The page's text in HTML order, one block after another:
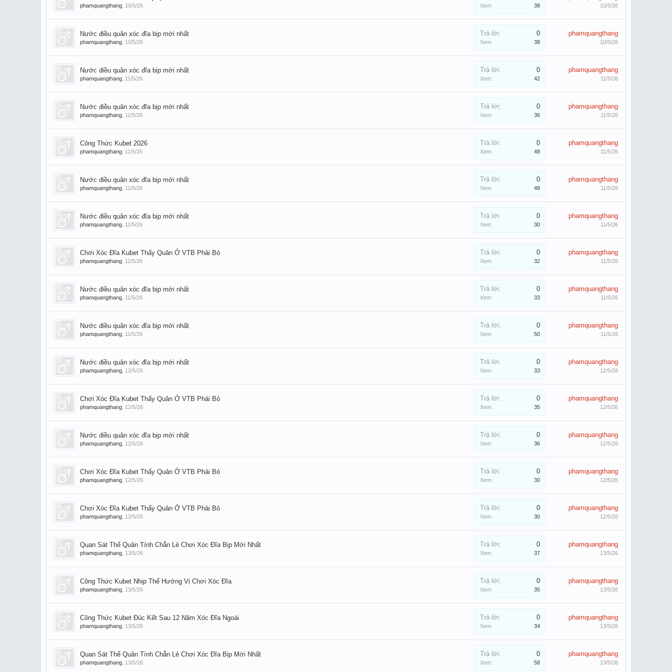
phamquangthang 10/5/26 Xem: 38 10/5/26
Nước điều quân xóc đĩa bịp mới nhất
phamquangthang 10/5/26
Trả lời: 0
Xem: 38
phamquangthang
10/5/26
Nước điều quân xóc đĩa bịp mới nhất
phamquangthang 11/5/26
Trả lời: 0
Xem: 42
phamquangthang
11/5/26
Nước điều quân xóc đĩa bịp mới nhất
phamquangthang 11/5/26
Trả lời: 0
Xem: 36
phamquangthang
11/5/26
Công Thức Kubet 2026
phamquangthang 11/5/26
Trả lời: 0
Xem: 48
phamquangthang
11/5/26
Nước điều quân xóc đĩa bịp mới nhất
phamquangthang 11/5/26
Trả lời: 0
Xem: 48
phamquangthang
11/5/26
Nước điều quân xóc đĩa bịp mới nhất
phamquangthang 11/5/26
Trả lời: 0
Xem: 30
phamquangthang
11/5/26
Chơi Xóc Đĩa Kubet Thấy Quân Ở VTB Phải Bỏ
phamquangthang 11/5/26
Trả lời: 0
Xem: 32
phamquangthang
11/5/26
Nước điều quân xóc đĩa bịp mới nhất
phamquangthang 11/5/26
Trả lời: 0
Xem: 33
phamquangthang
11/5/26
Nước điều quân xóc đĩa bịp mới nhất
phamquangthang 11/5/26
Trả lời: 0
Xem: 50
phamquangthang
11/5/26
Nước điều quân xóc đĩa bịp mới nhất
phamquangthang 12/5/26
Trả lời: 0
Xem: 33
phamquangthang
12/5/26
Chơi Xóc Đĩa Kubet Thấy Quân Ở VTB Phải Bỏ
phamquangthang 12/5/26
Trả lời: 0
Xem: 35
phamquangthang
12/5/26
Nước điều quân xóc đĩa bịp mới nhất
phamquangthang 12/5/26
Trả lời: 0
Xem: 36
phamquangthang
12/5/26
Chơi Xóc Đĩa Kubet Thấy Quân Ở VTB Phải Bỏ
phamquangthang 12/5/26
Trả lời: 0
Xem: 30
phamquangthang
12/5/26
Chơi Xóc Đĩa Kubet Thấy Quân Ở VTB Phải Bỏ
phamquangthang 12/5/26
Trả lời: 0
Xem: 30
phamquangthang
12/5/26
Quan Sát Thế Quân Tính Chẵn Lẻ Chơi Xóc Đĩa Bịp Mới Nhất
phamquangthang 13/5/26
Trả lời: 0
Xem: 37
phamquangthang
13/5/26
Công Thức Kubet Nhịp Thế Hướng Vị Chơi Xóc Đĩa
phamquangthang 13/5/26
Trả lời: 0
Xem: 35
phamquangthang
13/5/26
Công Thức Kubet Đúc Kết Sau 12 Năm Xóc Đĩa Ngoài
phamquangthang 13/5/26
Trả lời: 0
Xem: 34
phamquangthang
13/5/26
Quan Sát Thế Quân Tính Chẵn Lẻ Chơi Xóc Đĩa Bịp Mới Nhất
phamquangthang 13/5/26
Trả lời: 0
Xem: 58
phamquangthang
13/5/26